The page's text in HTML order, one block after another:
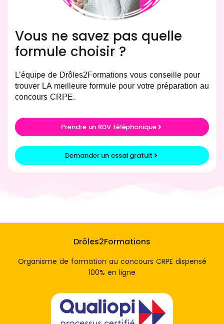
Vous ne savez pas quelle
formule choisir ?
L’équipe de Drôles2Formations vous conseille pour
trouver LA meilleure formule pour votre préparation au
concours CRPE.
Prendre un RDV téléphonique
Demander un essai gratuit
Drôles2Formations
Organisme de formation au concours CRPE dispensé
100% en ligne